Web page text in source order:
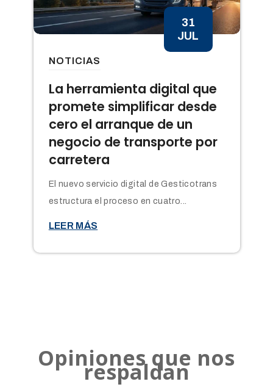
La herramienta digital que
promete simplificar desde
cero el arranque de un
negocio de transporte por
carretera
31
JUL
NOTICIAS
El nuevo servicio digital de Gesticotrans
estructura el proceso en cuatro...
LEER MÁS
Opiniones que nos
respaldan